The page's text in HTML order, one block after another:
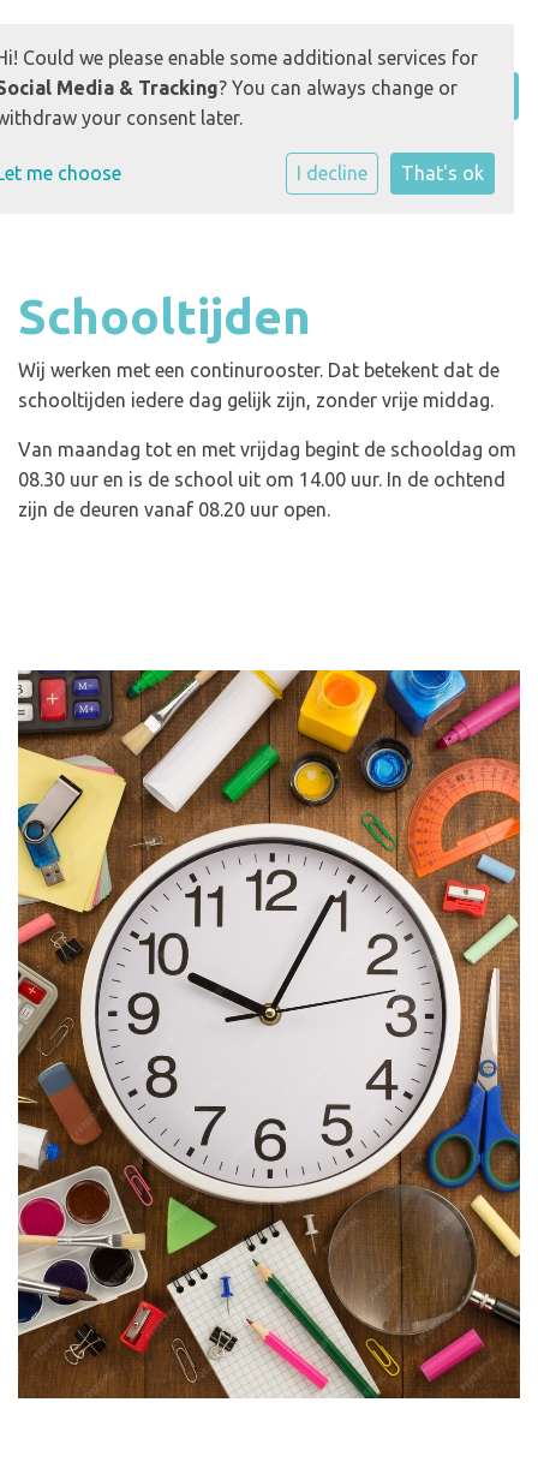
Schooltijden
Wij werken met een continurooster. Dat betekent dat de
schooltijden iedere dag gelijk zijn, zonder vrije middag.
Van maandag tot en met vrijdag begint de schooldag om
08.30 uur en is de school uit om 14.00 uur. In de ochtend
zijn de deuren vanaf 08.20 uur open.
Could we please enable some additional services for
Media & Tracking? You can always change or
your consent later.
me choose I decline That's ok